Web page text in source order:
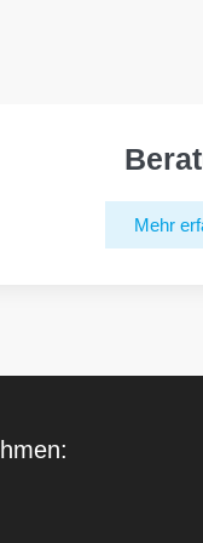
Mehr